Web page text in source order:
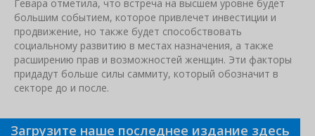
Гевара отметила, что встреча на высшем уровне будет
большим событием, которое привлечет инвестиции и
продвижение, но также будет способствовать
социальному развитию в местах назначения, а также
расширению прав и возможностей женщин. Эти факторы
придадут больше силы саммиту, который обозначит в
секторе до и после.
Связанные новости
Загрузите наше последнее издание здесь